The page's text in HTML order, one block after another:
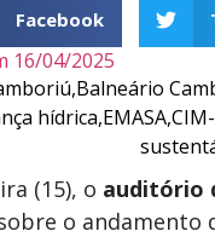
Facebook
16/04/2025
(15), o auditório
o andamento